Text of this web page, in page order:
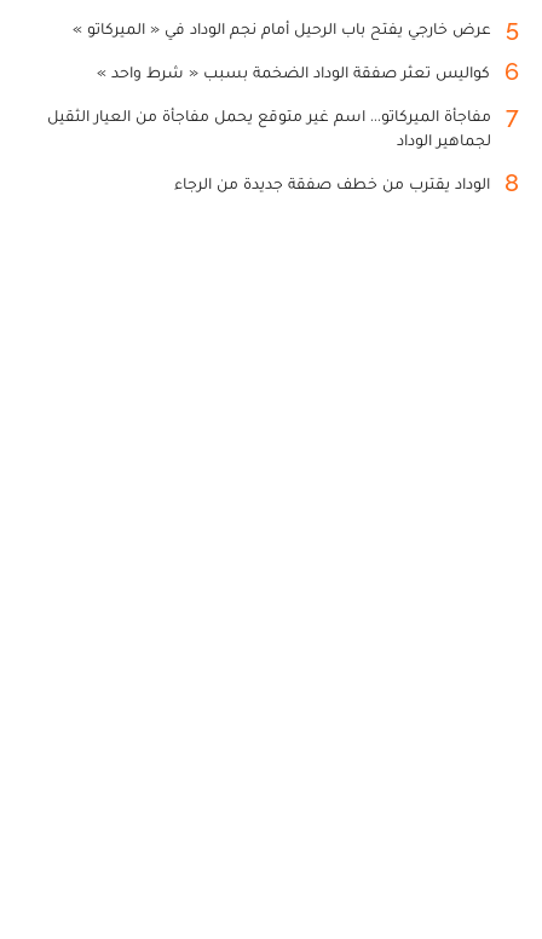
5 عرض خارجي يفتح باب الرحيل أمام نجم الوداد في « الميركاتو »
6 كواليس تعثر صفقة الوداد الضخمة بسبب « شرط واحد »
7
مفاجأة الميركاتو... اسم غير متوقع يحمل مفاجأة من العيار الثقيل
لجماهير الوداد
8 الوداد يقترب من خطف صفقة جديدة من الرجاء